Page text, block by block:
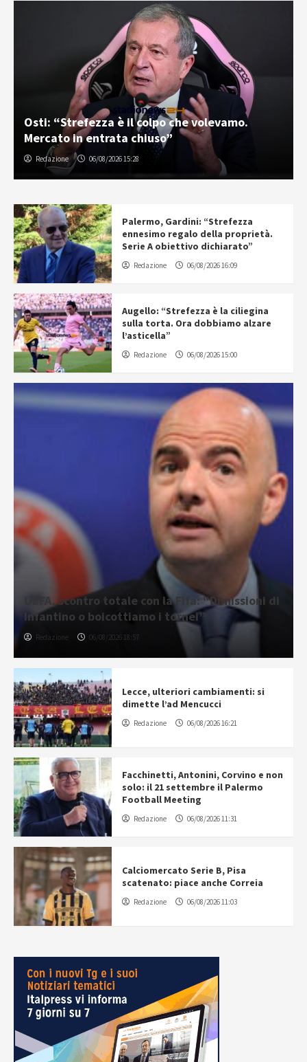
Osti: “Strefezza è il colpo che volevamo.
Mercato in entrata chiuso”
Redazione 06/08/2026 15:28
Palermo, Gardini: “Strefezza
ennesimo regalo della proprietà.
Serie A obiettivo dichiarato”
Redazione 06/08/2026 16:09
Augello: “Strefezza è la ciliegina
sulla torta. Ora dobbiamo alzare
l’asticella”
Redazione 06/08/2026 15:00
UEFA, scontro totale con la Fifa: “Dimissioni di
Infantino o boicottiamo i tornei”
Redazione 06/08/2026 18:57
Lecce, ulteriori cambiamenti: si
dimette l’ad Mencucci
Redazione 06/08/2026 16:21
Facchinetti, Antonini, Corvino e non
solo: il 21 settembre il Palermo
Football Meeting
Redazione 06/08/2026 11:31
Calciomercato Serie B, Pisa
scatenato: piace anche Correia
Redazione 06/08/2026 11:03